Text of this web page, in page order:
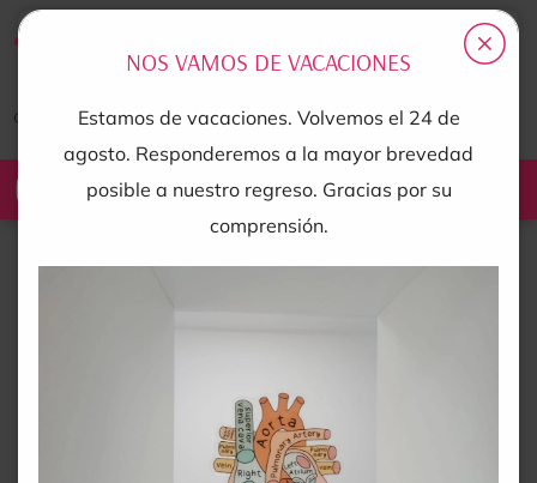
CARDIOLOGÍA
Deporte & Cardiología
El creciente interés por la realización de deporte por
parte de una gran parte de la población, pacientes no
solo sanos, sino aquellos con factores de riesgo
NOS VAMOS DE VACACIONES
Estamos de vacaciones. Volvemos el 24 de
agosto. Responderemos a la mayor brevedad
posible a nuestro regreso. Gracias por su
comprensión.